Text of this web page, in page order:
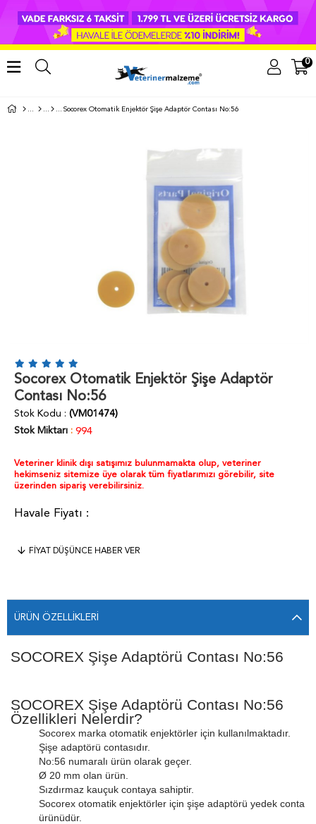
0
Socorex Otomatik Enjektör Şişe Adaptör Contası No:56
Socorex Otomatik Enjektör Şişe Adaptör
Contası No:56
Stok Kodu
(VM01474)
Stok Miktarı : 994
Veteriner klinik dışı satışımız bulunmamakta olup, veteriner
hekimseniz sitemize üye olarak tüm fiyatlarımızı görebilir, site
üzerinden sipariş verebilirsiniz.
FIYAT DÜŞÜNCE HABER VER
ÜRÜN ÖZELLIKLERI
SOCOREX Şişe Adaptörü Contası No:56
SOCOREX Şişe Adaptörü Contası No:56
Özellikleri Nelerdir?
Socorex marka otomatik enjektörler için kullanılmaktadır.
Şişe adaptörü contasıdır.
No:56 numaralı ürün olarak geçer.
Ø 20 mm olan ürün.
Sızdırmaz kauçuk contaya sahiptir.
Socorex otomatik enjektörler için şişe adaptörü yedek conta
ürünüdür.